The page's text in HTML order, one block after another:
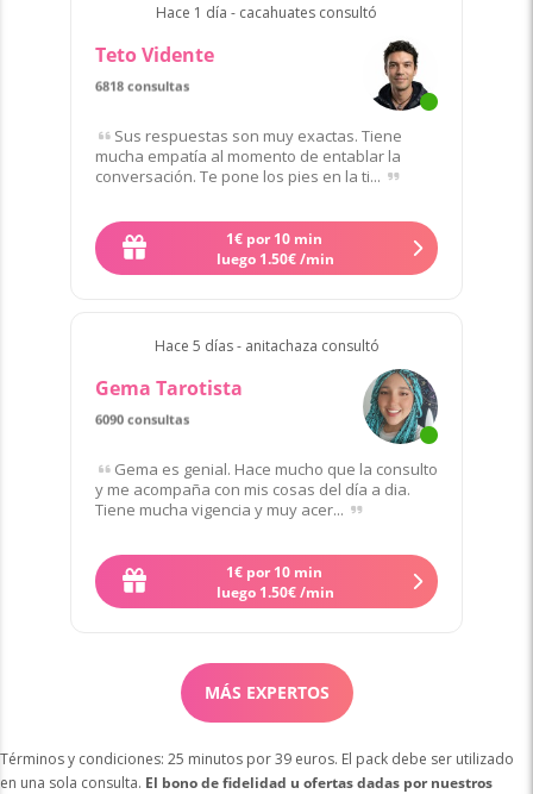
Hace 1 día - cacahuates consultó
Teto Vidente
6818 consultas
de 65 clientes
Sus respuestas son muy exactas. Tiene
mucha empatía al momento de entablar la
conversación. Te pone los pies en la ti...
Quiero contactar a Teto
1€ por 10 min
luego 1.50€/min
Hace 5 días - anitachaza consultó
Gema Tarotista
6090 consultas
de 60 clientes
Gema es genial. Hace mucho que la consulto
y me acompaña con mis cosas del día a dia.
Tiene mucha vigencia y muy acer...
Quiero contactar a Gema
1€ por 10 min
luego 1.50€/min
MÁS EXPERTOS
Términos y condiciones: 25 minutos por 39 euros. El pack debe ser utilizado
en una sola consulta. El bono de fidelidad u ofertas dadas por nuestros